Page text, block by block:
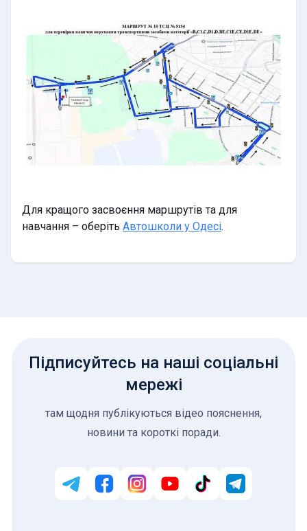
Для кращого засвоєння маршрутів та для
навчання – оберіть Автошколи у Одесі.
Підписуйтесь на наші соціальні
мережі
там щодня публікуються відео пояснення,
новини та короткі поради.